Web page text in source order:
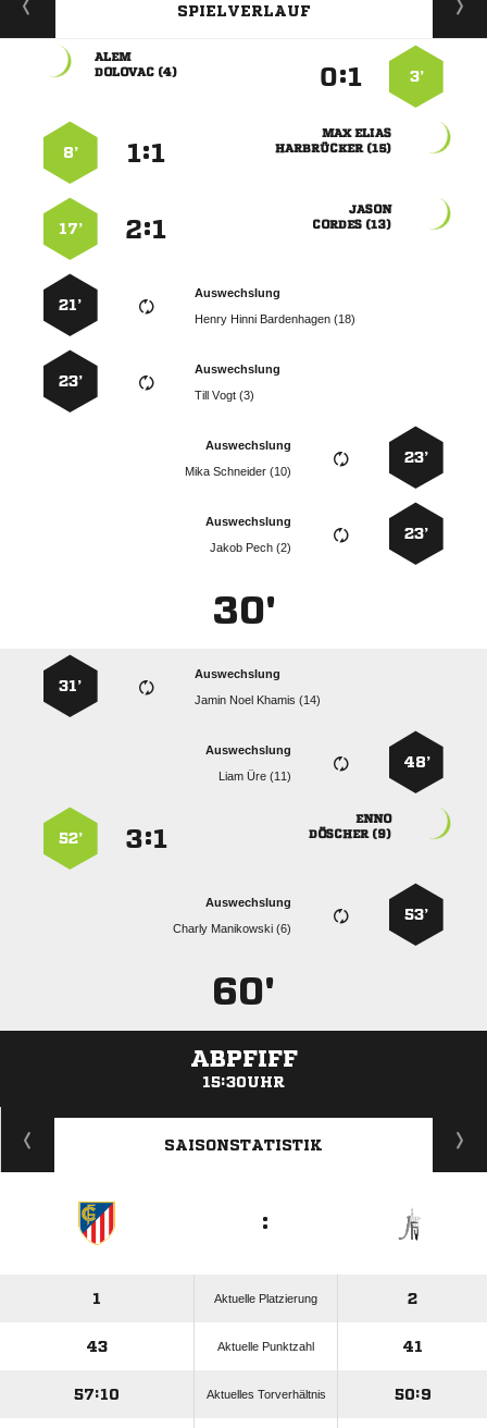
SPIELVERLAUF
3’
:

 
 
 
:
8’

 
:
17’
Auswechslung
   
21’
Auswechslung
  
23’
23’
Auswechslung
  
23’
Auswechslung
  
30'
Auswechslung
   
31’
48’
Auswechslung
  

 
:
52’
53’
Auswechslung
  
60'
ABPFIFF
15:30UHR
ANZEIGE
SAISONSTATISTIK
:
1 Aktuelle Platzierung 2
43 Aktuelle Punktzahl 41
57:10 Aktuelles Torverhältnis 50:9